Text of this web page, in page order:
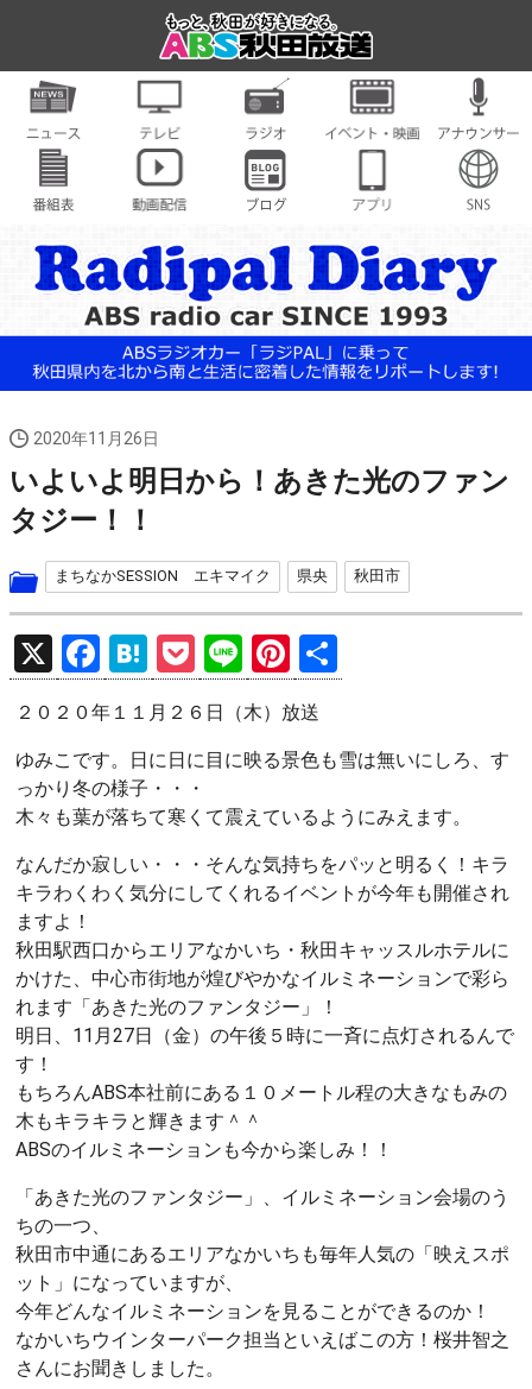
2020年11月26日
いよいよ明日から！あきた光のファン
タジー！！
まちなかSESSION エキマイク 県央 秋田市
X
F
a
ce
b
o
o
k
H
at
e
n
a
P
o
ck
et
Li
n
e
Pi
nt
er
es
t
有
２０２０年１１月２６日（木）放送
ゆみこです。日に日に目に映る景色も雪は無いにしろ、す
っかり冬の様子・・・
木々も葉が落ちて寒くて震えているようにみえます。
なんだか寂しい・・・そんな気持ちをパッと明るく！キラ
キラわくわく気分にしてくれるイベントが今年も開催され
ますよ！
秋田駅西口からエリアなかいち・秋田キャッスルホテルに
かけた、中心市街地が煌びやかなイルミネーションで彩ら
れます「あきた光のファンタジー」！
明日、11月27日（金）の午後５時に一斉に点灯されるんで
す！
もちろんABS本社前にある１０メートル程の大きなもみの
木もキラキラと輝きます＾＾
ABSのイルミネーションも今から楽しみ！！
「あきた光のファンタジー」、イルミネーション会場のう
ちの一つ、
秋田市中通にあるエリアなかいちも毎年人気の「映えスポ
ット」になっていますが、
今年どんなイルミネーションを見ることができるのか！
なかいちウインターパーク担当といえばこの方！桜井智之
さんにお聞きしました。